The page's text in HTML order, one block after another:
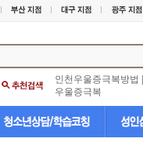
인천우울증극복방법
우울증극복